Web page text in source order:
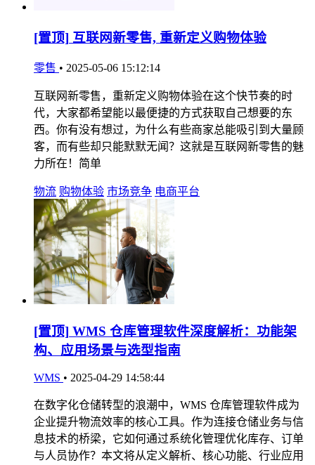
[置顶] 互联网新零售, 重新定义购物体验
零售 • 2025-05-06 15:12:14
互联网新零售，重新定义购物体验在这个快节奏的时
代，大家都希望能以最便捷的方式获取自己想要的东
西。你有没有想过，为什么有些商家总能吸引到大量顾
客，而有些却只能默默无闻？这就是互联网新零售的魅
力所在！简单
物流 购物体验 市场竞争 电商平台
[置顶] WMS 仓库管理软件深度解析：功能架
构、应用场景与选型指南
WMS • 2025-04-29 14:58:44
在数字化仓储转型的浪潮中，WMS 仓库管理软件成为
企业提升物流效率的核心工具。作为连接仓储业务与信
息技术的桥梁，它如何通过系统化管理优化库存、订单
与人员协作？本文将从定义解析、核心功能、行业应用